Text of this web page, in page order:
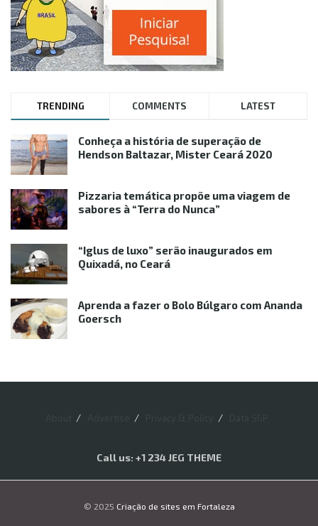
TRENDING COMMENTS LATEST
Conheça a história de superação de
Hendson Baltazar, Mister Ceará 2020
Pizzaria temática propõe uma viagem de
sabores à “Terra do Nunca”
“Iglus de luxo” serão inaugurados em
Quixadá, no Ceará
Aprenda a fazer o Bolo Búlgaro com Ananda
Goersch
Call us: +1 234 JEG THEME
© 2025 Criação de sites em Fortaleza